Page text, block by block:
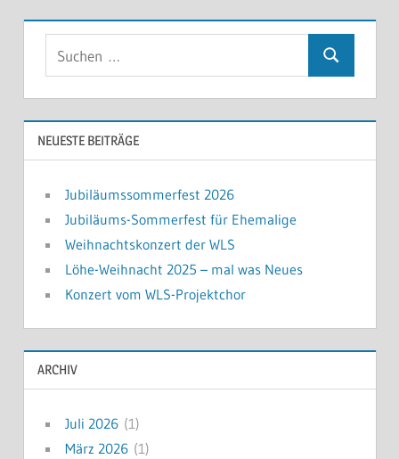
Suchen
NEUESTE BEITRÄGE
Jubiläumssommerfest 2026
Jubiläums-Sommerfest für Ehemalige
Weihnachtskonzert der WLS
Löhe-Weihnacht 2025 – mal was Neues
Konzert vom WLS-Projektchor
ARCHIV
Juli 2026(1)
März 2026(1)